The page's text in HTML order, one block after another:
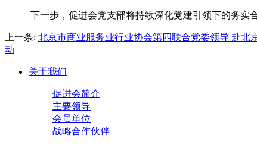
下一步，促进会党支部将持续深化党建引领下的务实
上一条: 北京市商业服务业行业协会第四联合党委领导 赴北
动
关于我们
促进会简介
主要领导
会员单位
战略合作伙伴